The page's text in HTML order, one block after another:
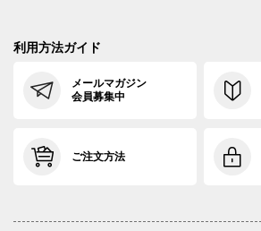
利用方法ガイド
メールマガジン
会員募集中
ご注文方法